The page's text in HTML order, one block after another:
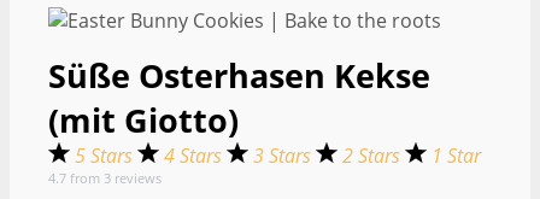
Süße Osterhasen Kekse
(mit Giotto)
5 Stars 4 Stars 3 Stars 2 Stars 1 Star
4.7 from 3 reviews